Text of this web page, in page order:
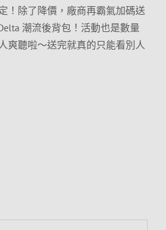
！除了降價，廠商再霸氣加碼送
潮流後背包！活動也是數量
爽聽啦～送完就真的只能看別人